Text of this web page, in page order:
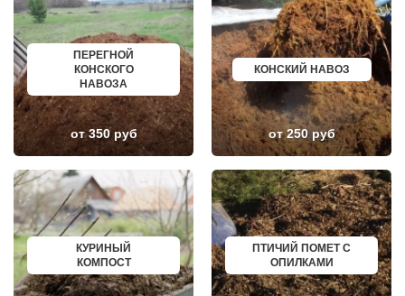
МЕЩЕРИНО
МИХНЕВО
МИШЕРОНСКИЙ
МОЖАЙСК
МОЛОДЕЖНЫЙ
МОЛОКОВО
МОНИНО
МОСКОВСКИЙ
МУХАНОВО
МЫТИЩИ
НАРО-ФОМИНСК
НАХАБИНО
НЕКРАСОВКА
НЕКРАСОВСКИЙ
НЕМЧИНОВКА
НИЖНЕЕ ВАЛУЕВО
НОВИНКИ
НОВОБРАТЦЕВСКИЙ
НОВОИВАНОВСКОЕ
НОВОПЕТРОВСКОЕ
ВЯЗЬМА
ИШИМ
ПОКРОВ
ЗЕЛЕНОДОЛЬСК
ЛИВНЫ
БОБРОВ
ЛИСКИ
КУЗНЕЦК
БАЛАШОВ
ВЫШНИЙ ВОЛОЧЕК
БЕЛОЯРСКИЙ
ГУСЬ ХРУСТАЛЬНЫЙ
ИЗБЕРБАШ
НАЗРАНЬ
АБИНСК
ПЕРЕВОЗ
ИСКИТИМ
СЫСЕРТЬ
КЫЗЫЛ
МИХАЙЛОВКА
ПЕРЕГНОЙ
КОНСКОГО
НАВОЗА
от 350 руб
КОНСКИЙ НАВОЗ
от 250 руб
КУРИНЫЙ
КОМПОСТ
ПТИЧИЙ ПОМЕТ С
ОПИЛКАМИ